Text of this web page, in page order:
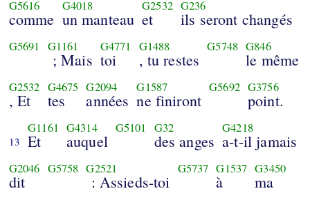
G5616
comme
G4018
un manteau
G2532
et
G236
ils seront changés
G5691 G1161
; Mais
G4771
toi
G1488
, tu restes
G5748 G846
le même
G2532
, Et
G4675
tes
G2094
années
G1587
ne finiront
G5692 G3756
point.
13
G1161
Et
G4314
auquel
G5101 G32
des anges
G4218
a-t-il jamais
G2046
dit
G5758 G2521
: Assieds-toi
G5737 G1537
à
G3450
ma